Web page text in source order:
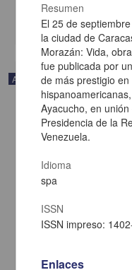
Artículo
Resumen
El 25 de
la ciudad de
Morazán: Vida,
fue publicada por
de más prestigio
Ayacucho, en
Presidencia de la
Venezuela.
Idioma
spa
ISSN
ISSN impreso:
Enlaces